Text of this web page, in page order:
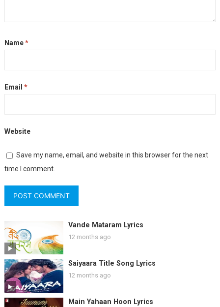
Name*
Email *
Website
Save my name, email, and website in this browser for the next
time I comment.
Vande Mataram Lyrics
12 months ago
Saiyaara Title Song Lyrics
12 months ago
Main Yahaan Hoon Lyrics